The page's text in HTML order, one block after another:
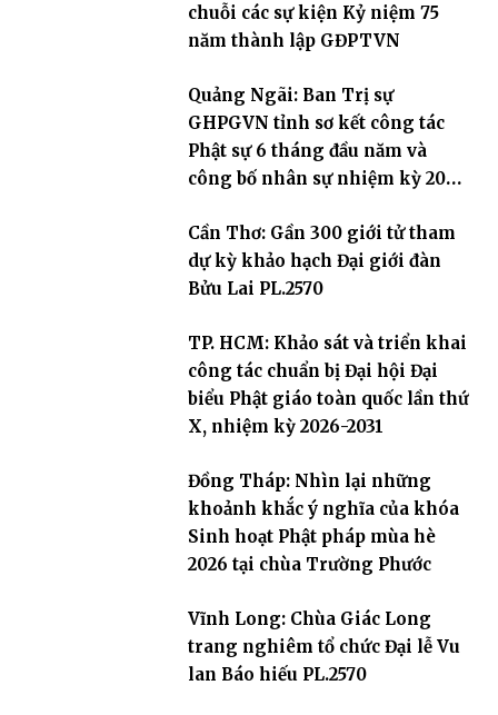
chuỗi các sự kiện Kỷ niệm 75
năm thành lập GĐPTVN
Quảng Ngãi: Ban Trị sự
GHPGVN tỉnh sơ kết công tác
Phật sự 6 tháng đầu năm và
công bố nhân sự nhiệm kỳ 2026
Cần Thơ: Gần 300 giới tử tham
dự kỳ khảo hạch Đại giới đàn
Bửu Lai PL.2570
TP. HCM: Khảo sát và triển khai
công tác chuẩn bị Đại hội Đại
biểu Phật giáo toàn quốc lần thứ
X, nhiệm kỳ 2026-2031
Đồng Tháp: Nhìn lại những
khoảnh khắc ý nghĩa của khóa
Sinh hoạt Phật pháp mùa hè
2026 tại chùa Trường Phước
Vĩnh Long: Chùa Giác Long
trang nghiêm tổ chức Đại lễ Vu
lan Báo hiếu PL.2570